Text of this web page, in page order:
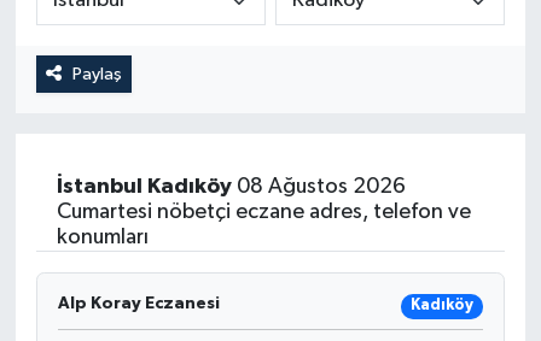
Paylaş
İstanbul Kadıköy08 Ağustos 2026
Cumartesi nöbetçi eczane adres, telefon ve
konumları
Alp Koray Eczanesi Kadıköy